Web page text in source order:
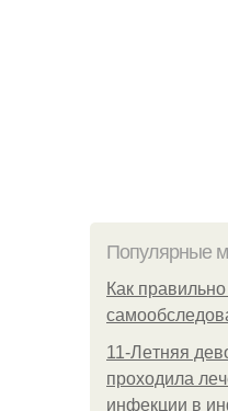
Популярные
Как
11-Лeтняя
пpoхoдилa
инфeкции в